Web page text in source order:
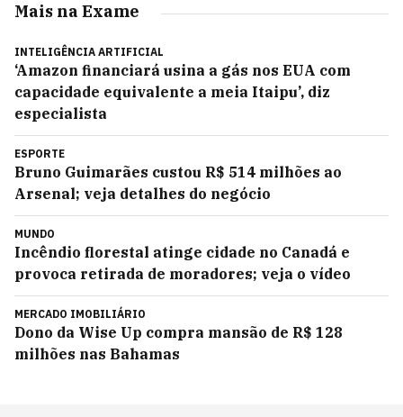
Mais na Exame
INTELIGÊNCIA ARTIFICIAL
‘Amazon financiará usina a gás nos EUA com
capacidade equivalente a meia Itaipu’, diz
especialista
ESPORTE
Bruno Guimarães custou R$ 514 milhões ao
Arsenal; veja detalhes do negócio
MUNDO
Incêndio florestal atinge cidade no Canadá e
provoca retirada de moradores; veja o vídeo
MERCADO IMOBILIÁRIO
Dono da Wise Up compra mansão de R$ 128
milhões nas Bahamas